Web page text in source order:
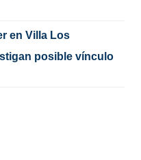
en Villa Los
posible vínculo